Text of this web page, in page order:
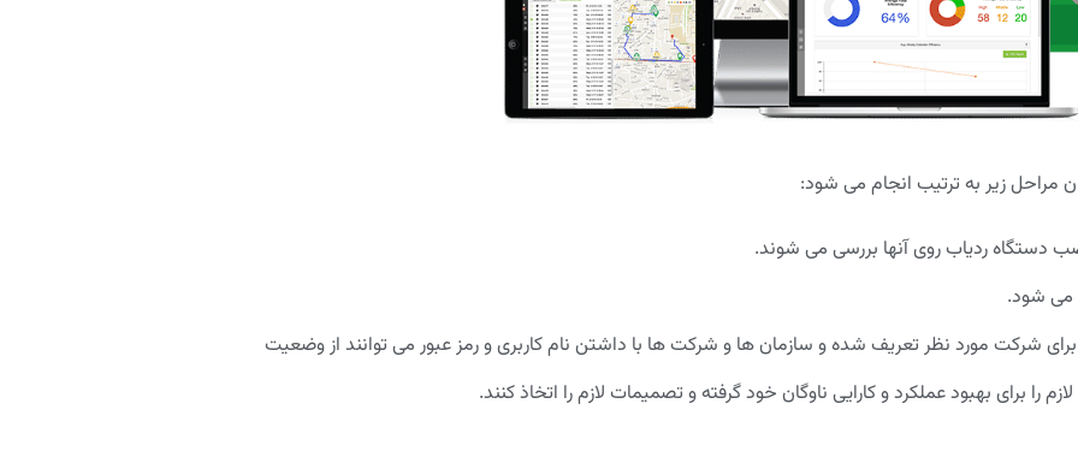
مراحل زیر به ترتیب انجام می شود:
دستگاه ردیاب روی آنها بررسی می شوند.
می شود.
شرکت مورد نظر تعریف شده و سازمان ها و شرکت ها با داشتن نام کاربری و رمز عبور می توانند از وضعیت
برای بهبود عملکرد و کارایی ناوگان خود گرفته و تصمیمات لازم را اتخاذ کنند.